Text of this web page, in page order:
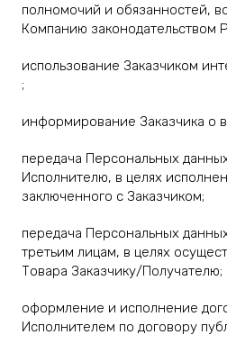
полномочий и обязанностей,
Компанию законодательством
использование Заказчиком
;
информирование Заказчика о
передача Персональных
Исполнителю, в целях
заключенного с Заказчиком;
передача Персональных
третьим лицам, в целях
Товара Заказчику/Получателю;
оформление и исполнение
Исполнителем по договору